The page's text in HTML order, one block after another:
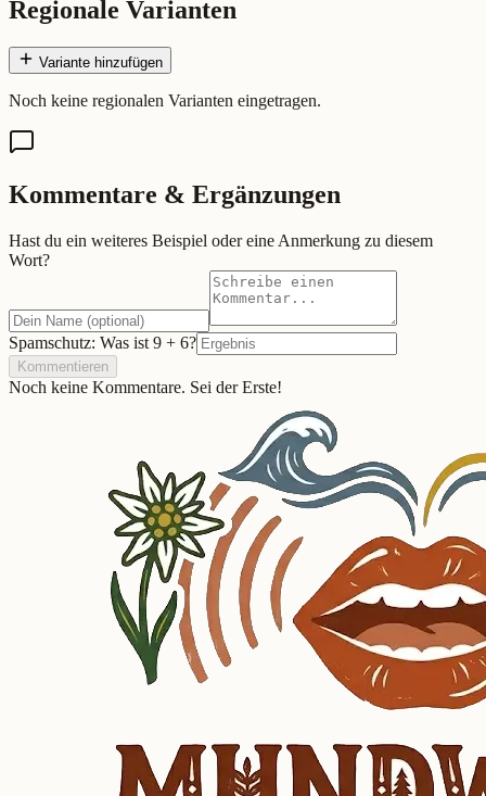
Regionale Varianten
Variante hinzufügen
Noch keine regionalen Varianten eingetragen.
Kommentare & Ergänzungen
Hast du ein weiteres Beispiel oder eine Anmerkung zu diesem
Wort?
Spamschutz: Was ist 9 + 6?
Kommentieren
Noch keine Kommentare. Sei der Erste!